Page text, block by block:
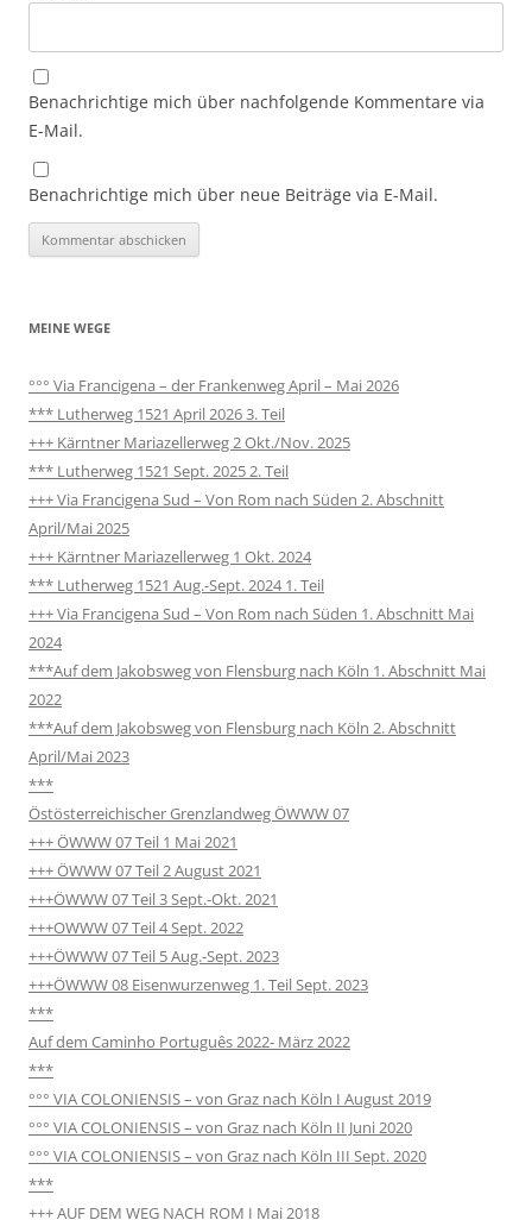
Benachrichtige mich über nachfolgende Kommentare via
E-Mail.
Benachrichtige mich über neue Beiträge via E-Mail.
MEINE WEGE
°°° Via Francigena – der Frankenweg April – Mai 2026
*** Lutherweg 1521 April 2026 3. Teil
+++ Kärntner Mariazellerweg 2 Okt./Nov. 2025
*** Lutherweg 1521 Sept. 2025 2. Teil
+++ Via Francigena Sud – Von Rom nach Süden 2. Abschnitt
April/Mai 2025
+++ Kärntner Mariazellerweg 1 Okt. 2024
*** Lutherweg 1521 Aug.-Sept. 2024 1. Teil
+++ Via Francigena Sud – Von Rom nach Süden 1. Abschnitt Mai
2024
***Auf dem Jakobsweg von Flensburg nach Köln 1. Abschnitt Mai
2022
***Auf dem Jakobsweg von Flensburg nach Köln 2. Abschnitt
April/Mai 2023
***
Östösterreichischer Grenzlandweg ÖWWW 07
+++ ÖWWW 07 Teil 1 Mai 2021
+++ ÖWWW 07 Teil 2 August 2021
+++ÖWWW 07 Teil 3 Sept.-Okt. 2021
+++OWWW 07 Teil 4 Sept. 2022
+++ÖWWW 07 Teil 5 Aug.-Sept. 2023
+++ÖWWW 08 Eisenwurzenweg 1. Teil Sept. 2023
***
Auf dem Caminho Português 2022- März 2022
***
°°° VIA COLONIENSIS – von Graz nach Köln I August 2019
°°° VIA COLONIENSIS – von Graz nach Köln II Juni 2020
°°° VIA COLONIENSIS – von Graz nach Köln III Sept. 2020
***
+++ AUF DEM WEG NACH ROM I Mai 2018